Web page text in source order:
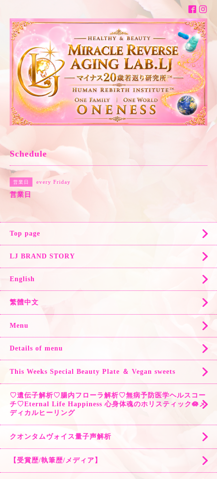
Schedule
営業日 every Friday
営業日
Top page
LJ BRAND STORY
English
繁體中文
Menu
Details of menu
This Weeks Special Beauty Plate ＆ Vegan sweets
♡遺伝子解析♡腸内フローラ解析♡無病予防医学ヘルスコー
チ♡Eternal Life Happiness 心身体魂のホリスティック🪷メ
ディカルヒーリング
クオンタムヴォイス量子声解析
【受賞歴/執筆歴/メディア】